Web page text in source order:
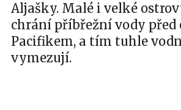
Aljašky. Malé i velké
chrání příbřežní vody před
Pacifikem, a tím tuhle
vymezují.